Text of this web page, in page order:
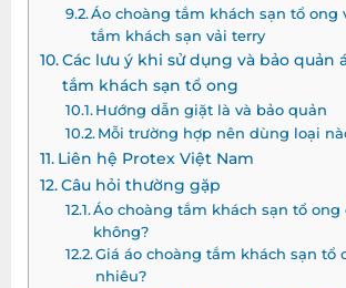
Áo choàng tắm khách sạn tổ ong
tắm khách sạn vải terry
Các lưu ý khi sử dụng và bảo quản
tắm khách sạn tổ ong
Hướng dẫn giặt là và bảo quản
Mỗi trường hợp nên dùng loại
Liên hệ Protex Việt Nam
Câu hỏi thường gặp
Áo choàng tắm khách sạn tổ ong
không?
Giá áo choàng tắm khách sạn tổ
nhiêu?